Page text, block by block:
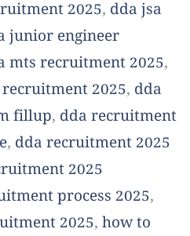
2025, dda jsa
junior engineer
mts recruitment 2025,
2025, dda
fillup, dda recruitment
, dda recruitment 2025
2025
process 2025,
2025, how to